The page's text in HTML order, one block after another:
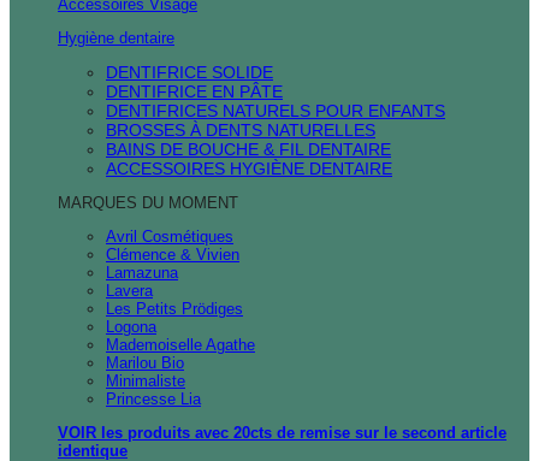
Accessoires Visage
Hygiène dentaire
DENTIFRICE SOLIDE
DENTIFRICE EN PÂTE
DENTIFRICES NATURELS POUR ENFANTS
BROSSES À DENTS NATURELLES
BAINS DE BOUCHE & FIL DENTAIRE
ACCESSOIRES HYGIÈNE DENTAIRE
MARQUES DU MOMENT
Avril Cosmétiques
Clémence & Vivien
Lamazuna
Lavera
Les Petits Prödiges
Logona
Mademoiselle Agathe
Marilou Bio
Minimaliste
Princesse Lia
VOIR les produits avec 20cts de remise sur le second article
identique